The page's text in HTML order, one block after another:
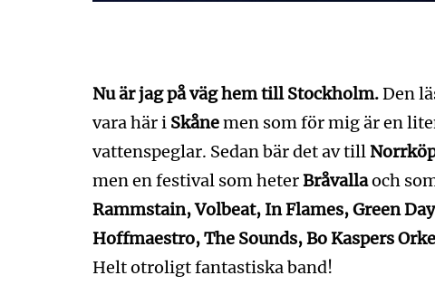
Nu är jag på väg hem till Stockholm.Den
vara här i Skånemen som för mig är en
vattenspeglar. Sedan bär det av till
men en festival som heterBråvallaoch
Rammstain, Volbeat, In Flames, Green
Hoffmaestro, The Sounds, Bo Kaspers
Helt otroligt fantastiska band!